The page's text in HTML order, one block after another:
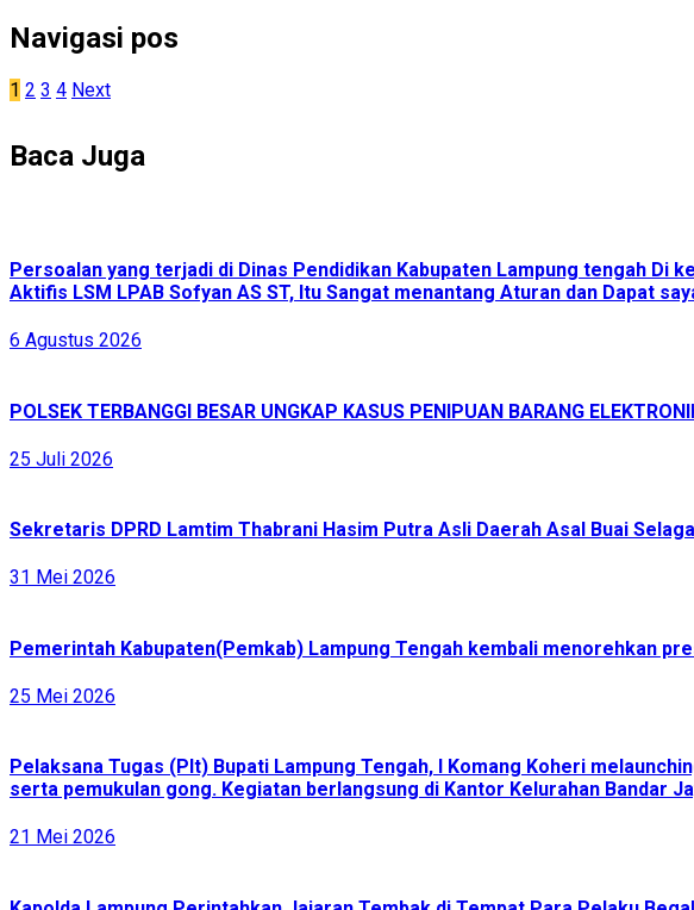
Navigasi pos
1 2 3 4 Next
Baca Juga
Persoalan yang terjadi di Dinas Pendidikan Kabupaten Lampung tengah Di
Aktifis LSM LPAB Sofyan AS ST, Itu Sangat menantang Aturan dan Dapat
6 Agustus 2026
POLSEK TERBANGGI BESAR UNGKAP KASUS PENIPUAN BARANG
25 Juli 2026
Sekretaris DPRD Lamtim Thabrani Hasim Putra Asli Daerah Asal Buai
31 Mei 2026
Pemerintah Kabupaten(Pemkab) Lampung Tengah kembali menorehkan
25 Mei 2026
Pelaksana Tugas (Plt) Bupati Lampung Tengah, I Komang Koheri
serta pemukulan gong. Kegiatan berlangsung di Kantor Kelurahan Bandar
21 Mei 2026